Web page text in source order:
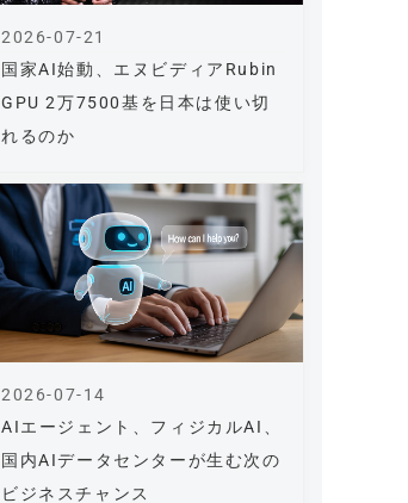
国家AI始動、エヌビディアRubin
GPU 2万7500基を日本は使い切
れるのか
2026-07-21
AIエージェント、フィジカルAI、
国内AIデータセンターが生む次の
ビジネスチャンス
2026-07-14